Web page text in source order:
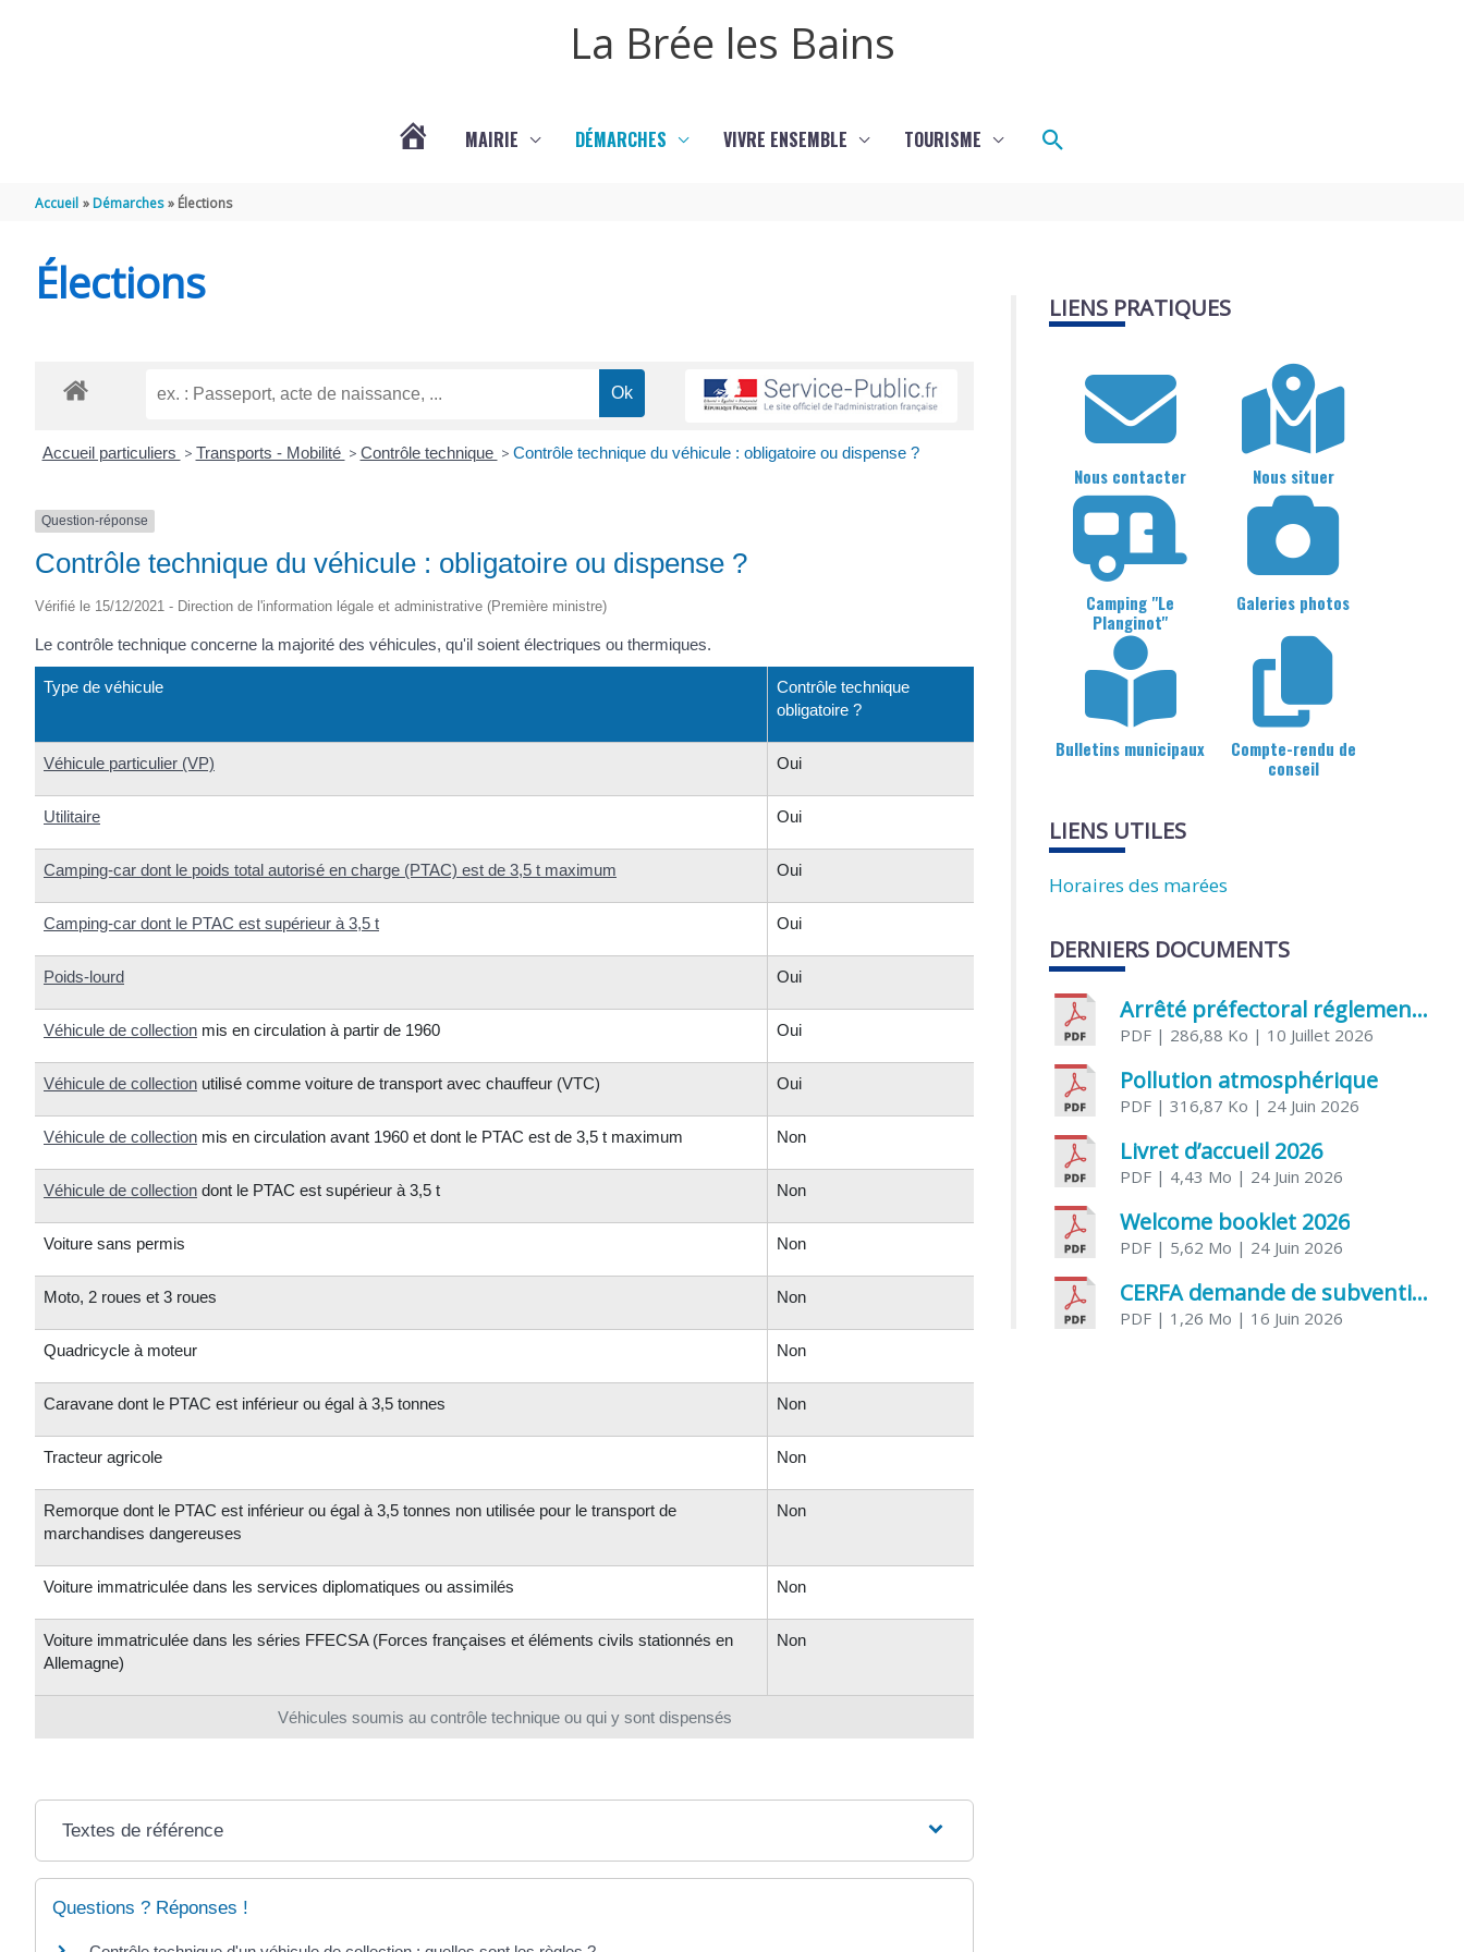
La Brée les Bains
MAIRIE DÉMARCHES VIVRE ENSEMBLE TOURISME Rechercher
Accueil Démarches Élections
Élections
Accueil particuliers > Transports - Mobilité > Contrôle technique > Contrôle technique du véhicule : obligatoire ou dispense ?
Question-réponse
Contrôle technique du véhicule : obligatoire ou dispense ?
Vérifié le 15/12/2021 - Direction de l'information légale et administrative (Première ministre)
Le contrôle technique concerne la majorité des véhicules, qu'il soient électriques ou thermiques.
Véhicules soumis au contrôle technique ou qui y sont dispensés
Type de véhicule
Contrôle technique
obligatoire ?
Véhicule particulier (VP) Oui
Utilitaire Oui
Camping-car dont le poids total autorisé en charge (PTAC) est de 3,5 t maximum Oui
Camping-car dont le PTAC est supérieur à 3,5 t Oui
Poids-lourd Oui
Véhicule de collection mis en circulation à partir de 1960 Oui
Véhicule de collection utilisé comme voiture de transport avec chauffeur (VTC) Oui
Véhicule de collection mis en circulation avant 1960 et dont le PTAC est de 3,5 t maximum Non
Véhicule de collection dont le PTAC est supérieur à 3,5 t Non
Voiture sans permis Non
Moto, 2 roues et 3 roues Non
Quadricycle à moteur Non
Caravane dont le PTAC est inférieur ou égal à 3,5 tonnes Non
Tracteur agricole Non
Remorque dont le PTAC est inférieur ou égal à 3,5 tonnes non utilisée pour le transport de
marchandises dangereuses
Non
Voiture immatriculée dans les services diplomatiques ou assimilés Non
Voiture immatriculée dans les séries FFECSA (Forces françaises et éléments civils stationnés en
Allemagne)
Non
Textes de référence
Questions ? Réponses !
LIENS PRATIQUES
Nous contacter Nous situer
Camping "Le
Planginot"
Galeries photos
Bulletins municipaux
Compte-rendu de
conseil
LIENS UTILES
Horaires des marées
DERNIERS DOCUMENTS
Arrêté préfectoral réglementant l’usage de l’eau
PDF | 286,88 Ko | 10 Juillet 2026
Pollution atmosphérique
PDF | 316,87 Ko | 24 Juin 2026
Livret d’accueil 2026
PDF | 4,43 Mo | 24 Juin 2026
Welcome booklet 2026
PDF | 5,62 Mo | 24 Juin 2026
CERFA demande de subvention association
PDF | 1,26 Mo | 16 Juin 2026